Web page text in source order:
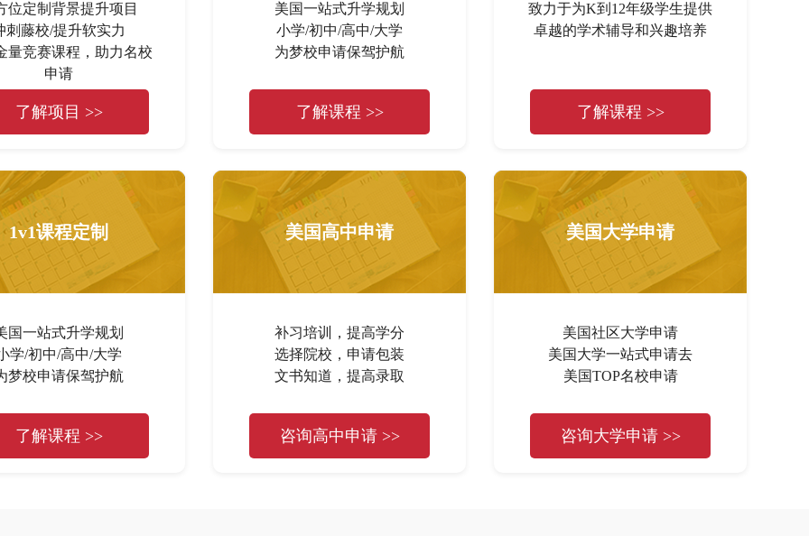
位定制背景提升项目
刺藤校/提升软实力
量竞赛课程，助力名校
申请
了解项目 >>
美国一站式升学规划
小学/初中/高中/大学
为梦校申请保驾护航
了解课程 >>
致力于为K到12年级学生提供
卓越的学术辅导和兴趣培养
了解课程 >>
1v1课程定制
国一站式升学规划
学/初中/高中/大学
梦校申请保驾护航
了解课程 >>
美国高中申请
补习培训，提高学分
选择院校，申请包装
文书知道，提高录取
咨询高中申请 >>
美国大学申请
美国社区大学申请
美国大学一站式申请去
美国TOP名校申请
咨询大学申请 >>